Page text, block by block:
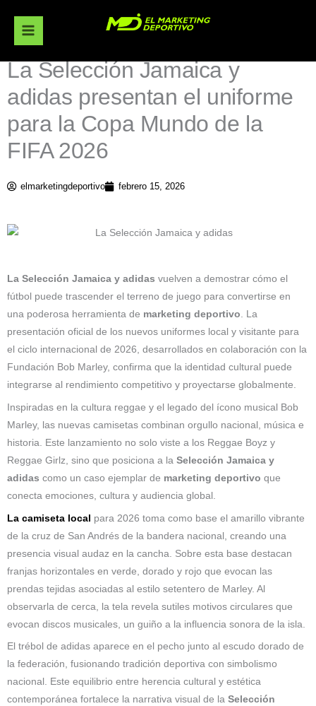
contenido
La Selección Jamaica y
adidas presentan el uniforme
para la Copa Mundo de la
FIFA 2026
elmarketingdeportivo febrero 15, 2026
La Selección Jamaica y adidas vuelven a demostrar cómo el
fútbol puede trascender el terreno de juego para convertirse en
una poderosa herramienta de marketing deportivo . La
presentación oficial de los nuevos uniformes local y visitante para
el ciclo internacional de 2026, desarrollados en colaboración con la
Fundación Bob Marley, confirma que la identidad cultural puede
integrarse al rendimiento competitivo y proyectarse globalmente.
Inspiradas en la cultura reggae y el legado del ícono musical Bob
Marley, las nuevas camisetas combinan orgullo nacional, música e
historia. Este lanzamiento no solo viste a los Reggae Boyz y
Reggae Girlz, sino que posiciona a la Selección Jamaica y
adidas como un caso ejemplar de marketing deportivo que
conecta emociones, cultura y audiencia global.
La camiseta local para 2026 toma como base el amarillo vibrante
de la cruz de San Andrés de la bandera nacional, creando una
presencia visual audaz en la cancha. Sobre esta base destacan
franjas horizontales en verde, dorado y rojo que evocan las
prendas tejidas asociadas al estilo setentero de Marley. Al
observarla de cerca, la tela revela sutiles motivos circulares que
evocan discos musicales, un guiño a la influencia sonora de la isla.
El trébol de adidas aparece en el pecho junto al escudo dorado de
la federación, fusionando tradición deportiva con simbolismo
nacional. Este equilibrio entre herencia cultural y estética
contemporánea fortalece la narrativa visual de la Selección